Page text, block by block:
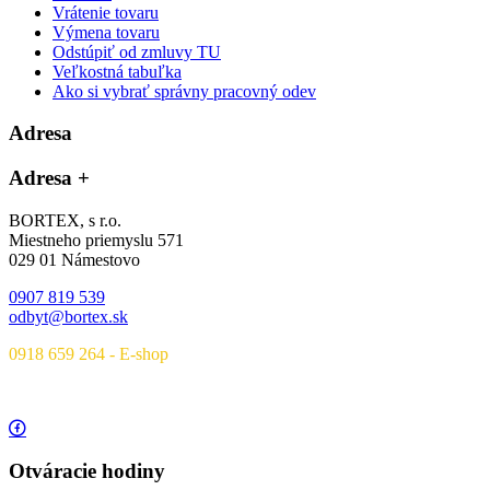
Vrátenie tovaru
Výmena tovaru
Odstúpiť od zmluvy TU
Veľkostná tabuľka
Ako si vybrať správny pracovný odev
Adresa
Adresa +
BORTEX, s r.o.
Miestneho priemyslu 571
029 01 Námestovo
0907 819 539
odbyt@bortex.sk
0918 659 264 - E-shop
Otváracie hodiny